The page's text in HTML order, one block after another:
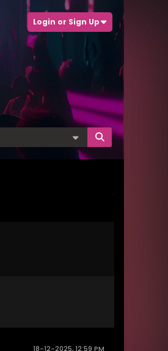
Login or Sign Up
18-12-2025, 12:59 PM